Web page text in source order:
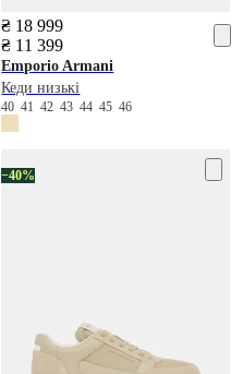
₴ 18 999
₴ 11 399
Emporio Armani
Кеди низькі
40414243444546
−40%